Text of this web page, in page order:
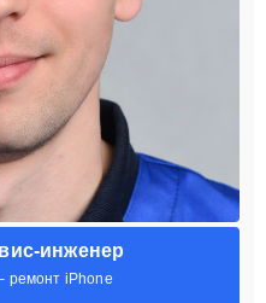
инженер
ремонт iPhone